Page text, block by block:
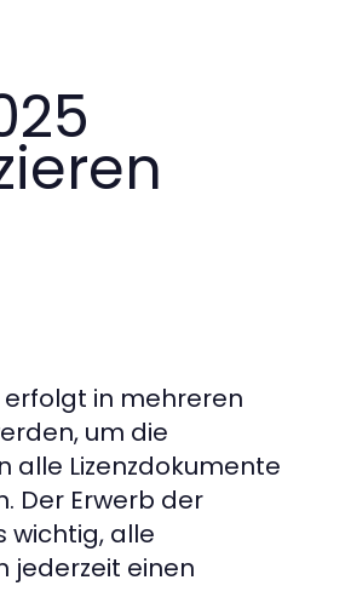
erfolgt in mehreren
um die
alle Lizenzdokumente
Der Erwerb der
wichtig, alle
jederzeit einen